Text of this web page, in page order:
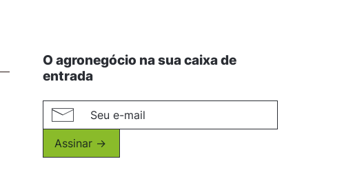
O agronegócio na sua caixa de
entrada
Assinar ->